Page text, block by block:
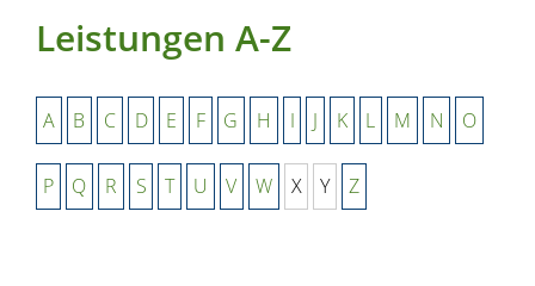
Leistungen A-Z
A B C D E F G H I J K L M N O
P Q R S T U V W X Y Z